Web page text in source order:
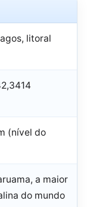
litoral
(nível do
a maior
do mundo